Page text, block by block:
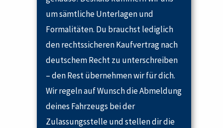
um sämtliche Unterlagen und
Formalitäten. Du brauchst lediglich
den rechtssicheren Kaufvertrag nach
deutschem Recht zu unterschreiben
– den Rest übernehmen wir für dich.
Wir regeln auf Wunsch die Abmeldung
deines Fahrzeugs bei der
Zulassungsstelle und stellen dir die